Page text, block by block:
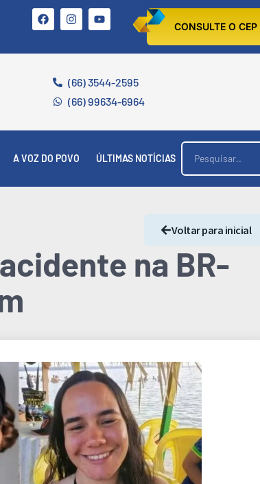
CONSULTE O
(66) 3544-2595
(66) 99634-6964
A VOZ DO POVO ÚLTIMAS NOTÍCIAS
Voltar para inicial
na BR-